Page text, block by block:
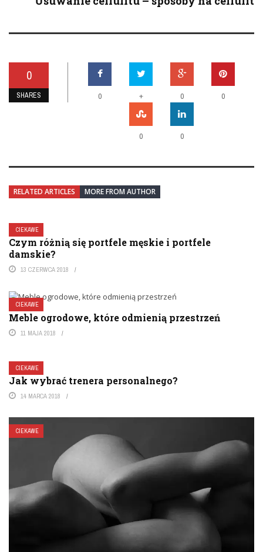
0
SHARES 0 + 0 0
0 0
RELATED ARTICLES MORE FROM AUTHOR
CIEKAWE
Czym różnią się portfele męskie i portfele
damskie?
13 CZERWCA 2018
CIEKAWE
Meble ogrodowe, które odmienią przestrzeń
11 MAJA 2018
CIEKAWE
Jak wybrać trenera personalnego?
14 MARCA 2018
CIEKAWE